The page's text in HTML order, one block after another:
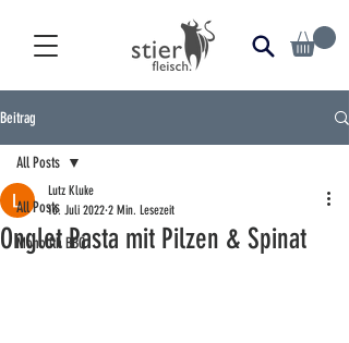
Beitrag
All Posts
Monolith BBQ
All Posts
Onglet Pasta mit Pilzen & Spinat
Lutz Kluke
16. Juli 2022 2 Min. Lesezeit